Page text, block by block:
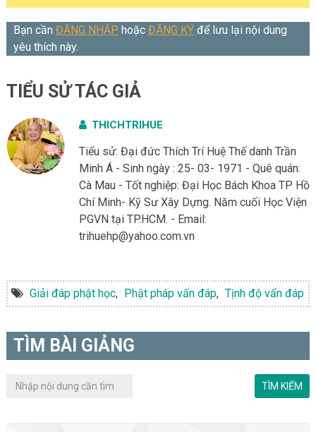
Bạn cần ĐĂNG NHẬP hoặc ĐĂNG KÝđể lưu lại nội dung
yêu thích này.
TIỂU SỬ TÁC GIẢ
THICHTRIHUE
Tiểu sử: Đại đức Thích Trí Huệ Thế danh Trần
Minh Á - Sinh ngày : 25- 03- 1971 - Quê quán:
Cà Mau - Tốt nghiệp: Đại Học Bách Khoa TP Hồ
Chí Minh- Kỹ Sư Xây Dựng. Năm cuối Học Viện
PGVN tại TP.HCM. - Email:
trihuehp@yahoo.com.vn
Giải đáp phật học, Phật pháp vấn đáp, Tịnh độ vấn đáp
TÌM BÀI GIẢNG